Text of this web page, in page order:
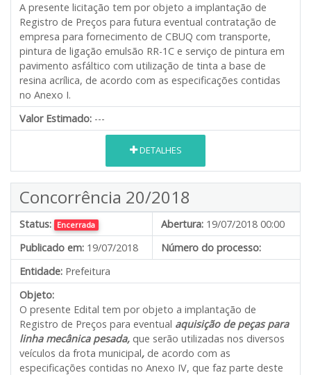
A presente licitação tem por objeto a implantação de
Registro de Preços para futura eventual contratação de
empresa para fornecimento de CBUQ com transporte,
pintura de ligação emulsão RR-1C e serviço de pintura em
pavimento asfáltico com utilização de tinta a base de
resina acrílica, de acordo com as especificações contidas
no Anexo I.
Valor Estimado: ---
DETALHES
Concorrência 20/2018
Status: Encerrada Abertura: 19/07/2018 00:00
Publicado em: 19/07/2018
Número do processo:
Entidade: Prefeitura
Objeto:
O presente Edital tem por objeto a implantação de
Registro de Preços para eventual aquisição de peças para
linha mecânica pesada, que serão utilizadas nos diversos
veículos da frota municipal, de acordo com as
especificações contidas no Anexo IV, que faz parte deste